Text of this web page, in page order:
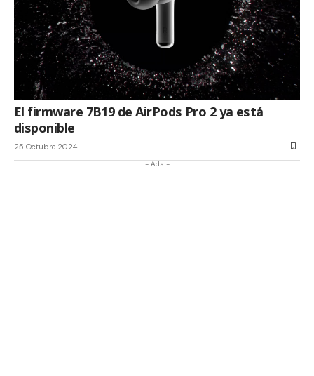
El firmware 7B19 de AirPods Pro 2 ya está
disponible
25 Octubre 2024
- Ads -